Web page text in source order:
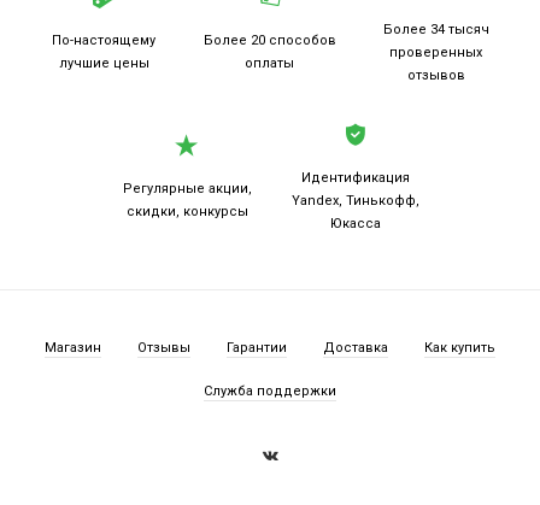
По-настоящему
лучшие цены
Более 20 способов
оплаты
Более 34 тысяч
проверенных
отзывов
Регулярные акции,
скидки, конкурсы
Идентификация
Yandex, Тинькофф,
Юкасса
Магазин Отзывы Гарантии Доставка Как купить
Служба поддержки